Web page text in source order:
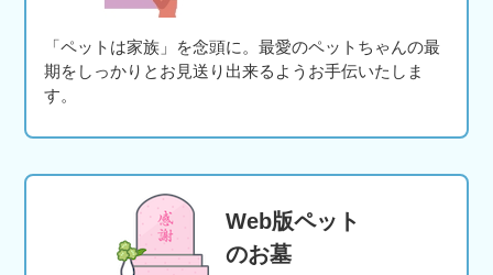
「ペットは家族」を念頭に。最愛のペットちゃんの最
期をしっかりとお見送り出来るようお手伝いたしま
す。
Web版ペット
のお墓